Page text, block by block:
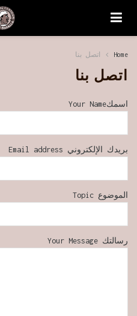
Home اتصل بنا
اتصل بنا
اسمكYour Name
بريدك الإلكتروني Email address
الموضوع Topic
رسالتك Your Message